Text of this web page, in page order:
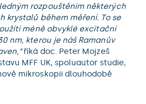
rozpouštěním některých
krystalů během měření. To se
méně obvyklé excitační
nm, kterou je náš Ramanův
říká doc. Peter Mojzeš
MFF UK, spoluautor studie,
mikroskopii dlouhodobě